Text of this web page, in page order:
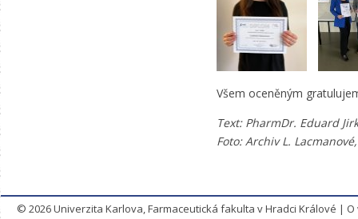
Všem oceněným
Text: PharmDr. Eduard
Foto: Archiv L.
© 2026Univerzita Karlova, Farmaceutická fakulta v Hradci Králové |